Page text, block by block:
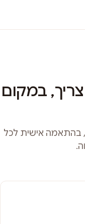
במקום
בהתאמה אישית לכל